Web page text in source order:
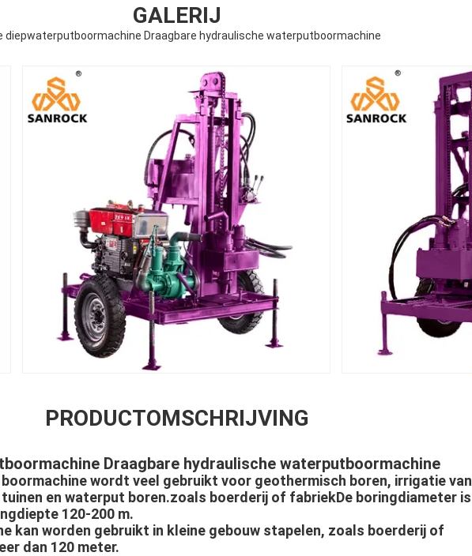
GALERIJ
diepwaterputboormachine Draagbare hydraulische waterputboormachine
PRODUCTOMSCHRIJVING
Draagbare hydraulische waterputboormachine
wordt veel gebruikt voor geothermisch boren, irrigatie van
en waterput boren.zoals boerderij of fabriekDe boringdiameter is
120-200 m.
kan worden gebruikt in kleine gebouw stapelen, zoals boerderij of
dan 120 meter.